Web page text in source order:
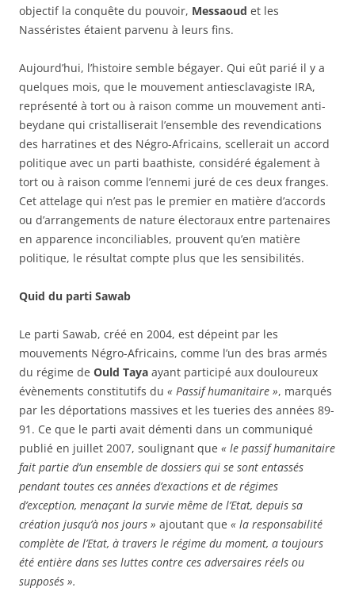
objectif la conquête du pouvoir, Messaoud et les
Nasséristes étaient parvenu à leurs fins.
Aujourd’hui, l’histoire semble bégayer. Qui eût parié il y a
quelques mois, que le mouvement antiesclavagiste IRA,
représenté à tort ou à raison comme un mouvement anti-
beydane qui cristalliserait l’ensemble des revendications
des harratines et des Négro-Africains, scellerait un accord
politique avec un parti baathiste, considéré également à
tort ou à raison comme l’ennemi juré de ces deux franges.
Cet attelage qui n’est pas le premier en matière d’accords
ou d’arrangements de nature électoraux entre partenaires
en apparence inconciliables, prouvent qu’en matière
politique, le résultat compte plus que les sensibilités.
Quid du parti Sawab
Le parti Sawab, créé en 2004, est dépeint par les
mouvements Négro-Africains, comme l’un des bras armés
du régime de Ould Taya ayant participé aux douloureux
évènements constitutifs du « Passif humanitaire », marqués
par les déportations massives et les tueries des années 89-
91. Ce que le parti avait démenti dans un communiqué
publié en juillet 2007, soulignant que « le passif humanitaire
fait partie d’un ensemble de dossiers qui se sont entassés
pendant toutes ces années d’exactions et de régimes
d’exception, menaçant la survie même de l’Etat, depuis sa
création jusqu’à nos jours » ajoutant que « la responsabilité
complète de l’Etat, à travers le régime du moment, a toujours
été entière dans ses luttes contre ces adversaires réels ou
supposés ».